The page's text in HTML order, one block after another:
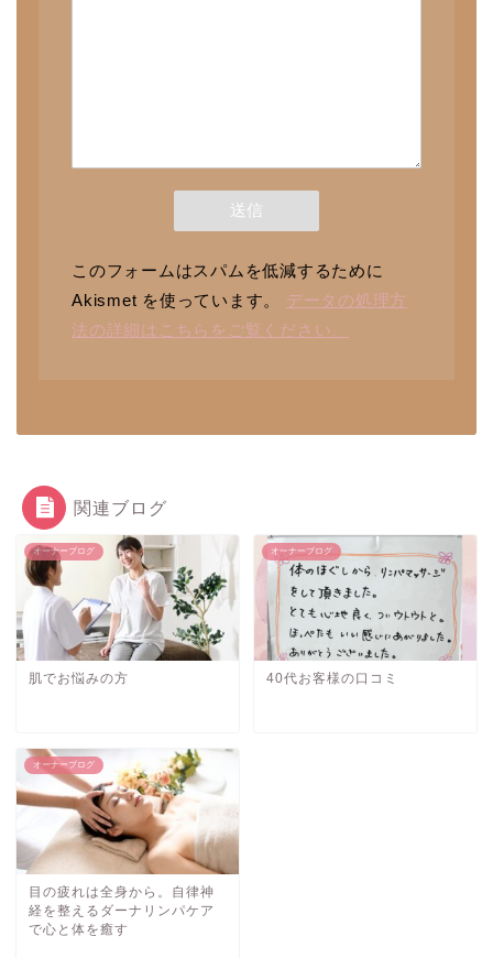
このフォームはスパムを低減するために
Akismet を使っています。
データの処理方
法の詳細はこちらをご覧ください。
関連ブログ
オーナーブログ
肌でお悩みの方
オーナーブログ
40代お客様の口コミ
オーナーブログ
目の疲れは全身から。自律神
経を整えるダーナリンパケア
で心と体を癒す